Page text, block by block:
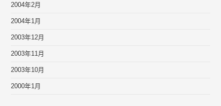
2004年2月
2004年1月
2003年12月
2003年11月
2003年10月
2000年1月